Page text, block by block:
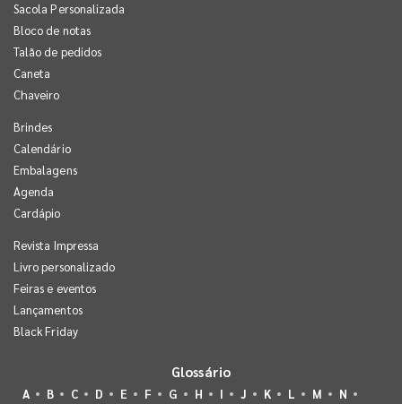
Sacola Personalizada
Bloco de notas
Talão de pedidos
Caneta
Chaveiro
Brindes
Calendário
Embalagens
Agenda
Cardápio
Revista Impressa
Livro personalizado
Feiras e eventos
Lançamentos
Black Friday
Glossário
A B C D E F G H I J K L M N